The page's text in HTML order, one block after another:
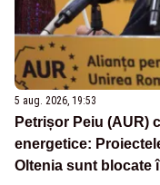
5 aug. 2026, 19:53
Petrișor Peiu (AUR)
energetice:
Oltenia sunt blocate